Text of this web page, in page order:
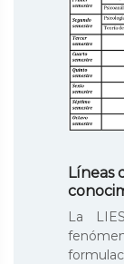
Líneas
La